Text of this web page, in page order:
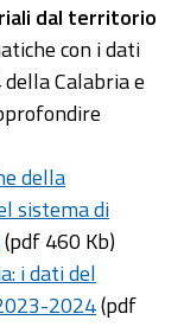
dal territorio
con i dati
Calabria e
della
sistema di
(pdf 460 Kb)
i dati del
2024(pdf